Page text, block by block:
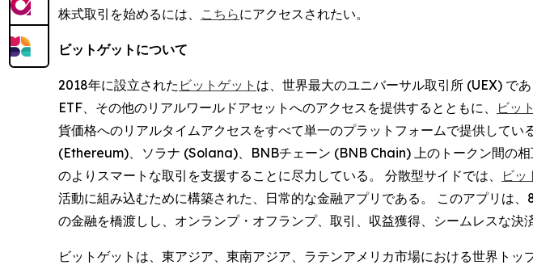
株式取引を始めるには、 こちらにアクセスされたい。
ビットゲットについて
2018年に設立された ビットゲット は、世界最大のユニバーサル取引所 (UEX) で
ETF、その他のリアルワールドアセットへのアクセスを提供するとともに、
ビッ
貨価格へのリアルタイムアクセスをすべて単一のプラットフォームで提供して
(Ethereum)、ソラナ (Solana)、BNBチェーン (BNB Chain) 上のトークン間の
のよりスマートな取引を支援することに尽力している。 分散型サイドでは、
ビ
活動に組み込むために構築された、日常的な金融アプリである。 このアプリは
の金融を橋渡しし、オンランプ・オフランプ、取引、収益獲得、シームレスな決
ビットゲットは、東アジア、東南アジア、ラテンアメリカ市場における世界トッ